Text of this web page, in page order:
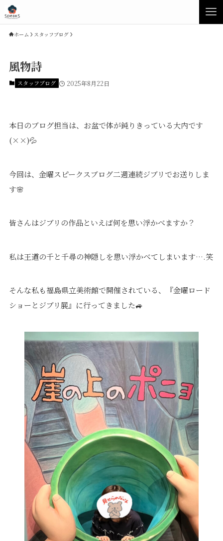
素材について
商品ラインナップ
価格・プラン
コラム
スタッフブログ
吉田のブログ
Q&A
セージ
スタッフ紹介
Other
リフォーム
採用情報
オーダー家具
Contact
来場予約
カタログ請求
ご紹介キャンペーン
プライバシーポリシー｜サイトマップ｜トップページ
©speaks-test.
ホーム スタッフブログ
風物詩
スタッフブログ 2025年8月22日
本日のブログ担当は、お盆で体が鈍りきっている大内です
(××)💦
今回は、金曜スピークスブログ二週連続ジブリでお送りしま
す🌸
皆さんはジブリの作品といえば何を思い浮かべますか？
私は王道の千と千尋の神隠しを思い浮かべてしまいます….笑
そんな私も福島県立美術館で開催されている、『金曜ロード
ショーとジブリ展』に行ってきました🚙